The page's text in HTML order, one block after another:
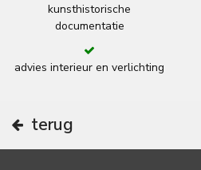
kunsthistorische
documentatie
advies interieur en verlichting
terug